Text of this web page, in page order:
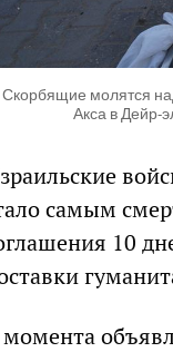
Скорбящие молятся
Акса в Дейр-
самым
10